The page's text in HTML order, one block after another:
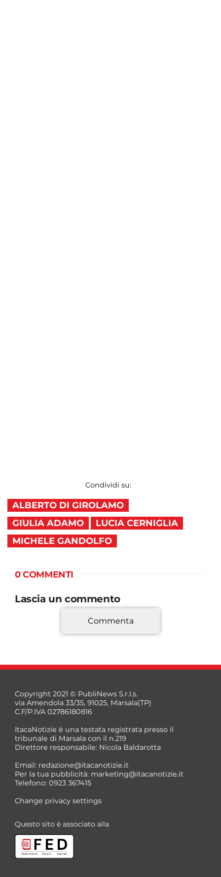
Condividi su:
ALBERTO DI GIROLAMO
GIULIA ADAMO
LUCIA CERNIGLIA
MICHELE GANDOLFO
0 COMMENTI
Lascia un commento
*
*
Commenta
Copyright 2021 © PubliNews S.r.l.s.
via Amendola 33/35, 91025, Marsala(TP)
C.F/P.IVA 02786180816
ItacaNotizie è una testata registrata presso il
tribunale di Marsala con il n.219
Direttore responsabile: Nicola Baldarotta
Email: redazione@itacanotizie.it
Per la tua pubblicità: marketing@itacanotizie.it
Telefono: 0923 367415
Change privacy settings
Questo sito è associato alla